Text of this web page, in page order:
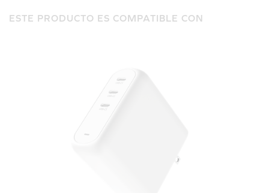
ESTE PRODUCTO ES COMPATIBLE CON